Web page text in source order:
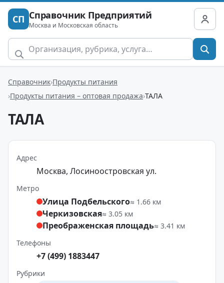
СП Справочник Предприятий
Москва и Московская область
Справочник Продукты питания
Продукты питания – оптовая продажа ТАЛА
ТАЛА
Адрес
Москва, Лосиноостровская ул.
Метро
Улица Подбельского≈ 1.66 км
Черкизовская≈ 3.05 км
Преображенская площадь≈ 3.41 км
Телефоны
+7 (499) 1883447
Рубрики